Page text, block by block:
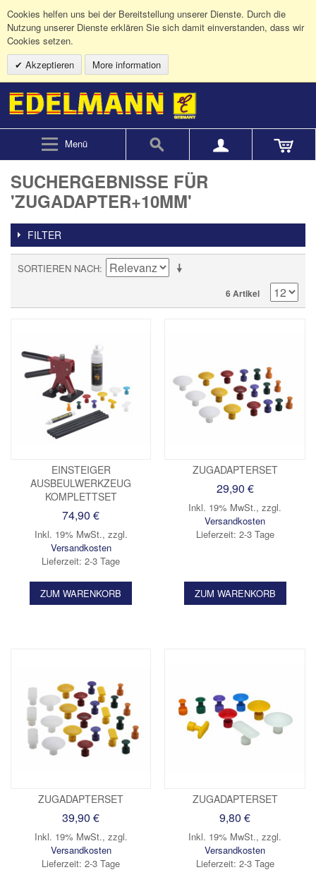
Cookies helfen uns bei der Bereitstellung unserer Dienste. Durch die
Nutzung unserer Dienste erklären Sie sich damit einverstanden, dass wir
Cookies setzen.
Akzeptieren
More information
Menü
SUCHERGEBNISSE FÜR
'ZUGADAPTER+10MM'
FILTER
SORTIEREN NACH
6 Artikel
EINSTEIGER
AUSBEULWERKZEUG
KOMPLETTSET
74,90 €
Inkl. 19% MwSt., zzgl.
Versandkosten
Lieferzeit: 2-3 Tage
ZUM WARENKORB
ZUGADAPTERSET
29,90 €
Inkl. 19% MwSt.,zzgl.
Versandkosten
Lieferzeit: 2-3 Tage
ZUM WARENKORB
ZUGADAPTERSET
39,90 €
Inkl. 19% MwSt., zzgl.
Versandkosten
Lieferzeit: 2-3 Tage
ZUGADAPTERSET
9,80 €
Inkl. 19% MwSt.,zzgl.
Versandkosten
Lieferzeit: 2-3 Tage